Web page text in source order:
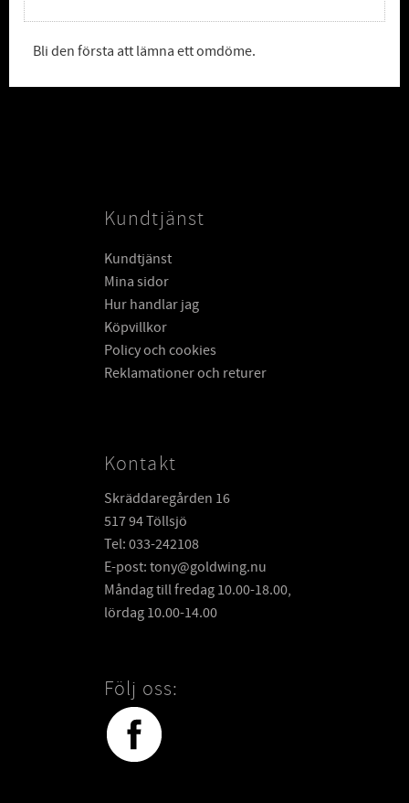
Bli den första att lämna ett omdöme.
Kundtjänst
Kundtjänst
Mina sidor
Hur handlar jag
Köpvillkor
Policy och cookies
Reklamationer och returer
Kontakt
Skräddaregården 16
517 94 Töllsjö
Tel: 033-242108
E-post: tony@goldwing.nu
Måndag till fredag 10.00-18.00,
lördag 10.00-14.00
Följ oss: